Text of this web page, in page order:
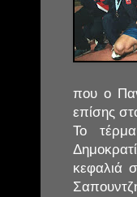
που ο
επίσης
Το
κεφαλιά